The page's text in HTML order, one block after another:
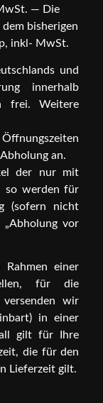
— Die
bisherigen
inkl- MwSt.
und
innerhalb
frei. Weitere
an.
der nur mit
so werden für
(sofern nicht
„Abholung vor
einer
für die
versenden wir
in einer
gilt für Ihre
die für den
Lieferzeit gilt.